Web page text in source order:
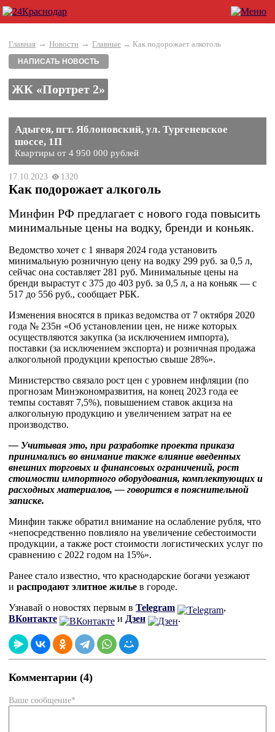
Главная → Новости → Главные → Как подорожает алкоголь
НАПИСАТЬ НОВОСТЬ
ЖК «Портрет 2»
Адыгея, пгт. Яблоновский, ул. Тургеневское
шоссе, 1П
Квартиры от 4 950 000 рублей
17.10.2023 1320
Как подорожает алкоголь
Минфин РФ предлагает с нового года повысить
минимальные цены на водку, бренди и коньяк.
Ведомство хочет с 1 января 2024 года установить
минимальную розничную цену на водку 299 руб. за 0,5 л,
сейчас она составляет 281 руб. Минимальные цены на
бренди вырастут с 375 до 403 руб. за 0,5 л, а на коньяк — с
517 до 556 руб., сообщает РБК.
Изменения вносятся в приказ ведомства от 7 октября 2020
года № 235н «Об установлении цен, не ниже которых
осуществляются закупка (за исключением импорта),
поставки‎ (за исключением экспорта) и розничная продажа
алкогольной продукции крепостью свыше 28%».
Министерство связало рост цен с уровнем инфляции (по
прогнозам Минэкономразвития, на конец 2023 года ее
темпы составят 7,5%), повышением ставок акциза на
алкогольную продукцию и увеличением затрат на ее
производство.
— Учитывая это, при разработке проекта приказа
принимались во внимание также влияние введенных
внешних торговых и финансовых ограничений, рост
стоимости импортного оборудования, комплектующих и
расходных материалов, — говорится в пояснительной
записке.
Минфин также обратил внимание на ослабление рубля, что
«непосредственно повлияло на увеличение себестоимости
продукции, а также рост стоимости логистических услуг по
сравнению с 2022 годом на 15%».
Ранее стало известно, что краснодарские богачи уезжают
и распродают элитное жилье в городе.
Узнавай о новостях первым в Telegram
,
ВКонтакте
и Дзен .
Комментарии (4)
Ваше сообщение*